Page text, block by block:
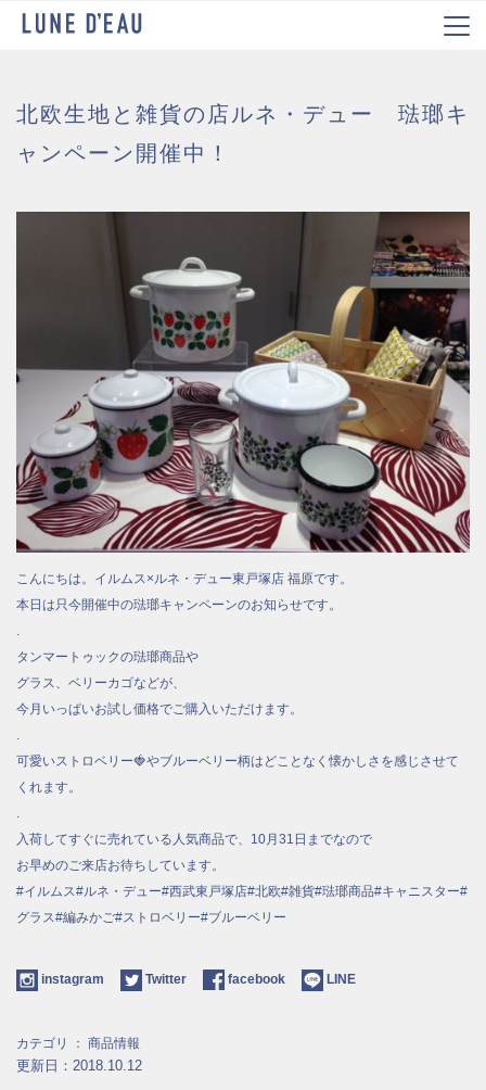
北欧生地と雑貨の店ルネ・デュー 琺瑯キ
ャンペーン開催中！
こんにちは。イルムス×ルネ・デュー東戸塚店 福原です。
本日は只今開催中の琺瑯キャンペーンのお知らせです。
タンマートゥックの琺瑯商品や
グラス、ベリーカゴなどが、
今月いっぱいお試し価格でご購入いただけます。
可愛いストロベリー🍓やブルーベリー柄はどことなく懐かしさを感じさせて
くれます。
入荷してすぐに売れている人気商品で、10月31日までなので
お早めのご来店お待ちしています。
#イルムス#ルネ・デュー#西武東戸塚店#北欧#雑貨#琺瑯商品#キャニスター#
グラス#編みかご#ストロベリー#ブルーベリー
instagram Twitter facebook LINE
カテゴリ ： 商品情報
更新日：2018.10.12